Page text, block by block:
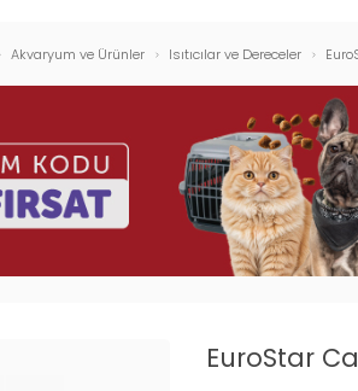
Akvaryum ve Ürünler Isıtıcılar ve Dereceler
EuroStar